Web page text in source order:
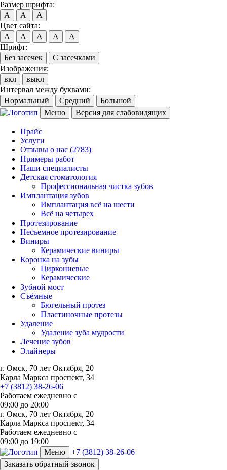
Размер шрифта:
A
A
A
Цвет сайта:
A
A A A
A
Шрифт:
Без засечек
С засечками
Изображения:
вкл
выкл
Интервал между буквами:
Нормальный
Средний
Большой
Меню
Версия для слабовидящих
Прайс
Услуги
Отзывы о нас (2783)
Примеры работ
Наши специалисты
Детская стоматология
Профессиональная чистка зубов
Имплантация зубов
Имплантация всё на шести
Всё на четырех
Протезирование
Несъемное протезирование
Виниры
Керамические виниры
Коронка на зубы
Циркониевые
Керамические
Зубной мост
Съёмные
Бюгельный протез
Пластиночные протезы
Удаление
Удаление зуба мудрости
Лечение зубов
Элайнеры
г. Омск, 70 лет Октября, 20
Карла Маркса проспект, 34
+7 (3812) 38-26-06
Работаем ежедневно с
09:00 до 20:00
г. Омск, 70 лет Октября, 20
Карла Маркса проспект, 34
Работаем ежедневно с
09:00 до 19:00
Меню
+7 (3812) 38-26-06
Заказать обратный звонок